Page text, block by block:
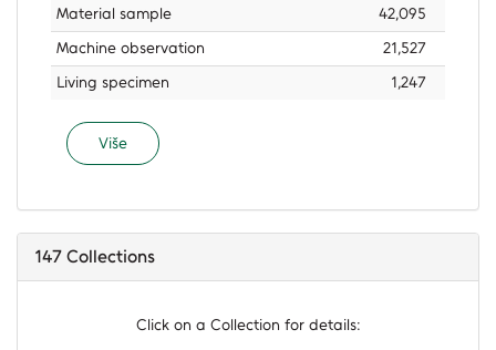
Material sample
42,095
Machine observation
21,527
Living specimen
1,247
Više
147 Collections
Click on a Collection for details: